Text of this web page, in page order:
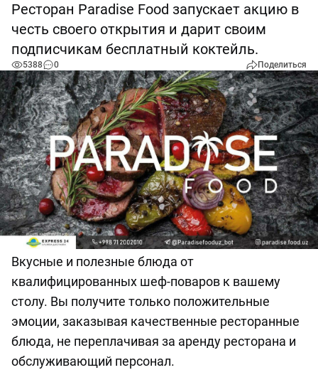
Ресторан Paradise Food запускает акцию в
честь своего открытия и дарит своим
подписчикам бесплатный коктейль.
5388 0 Поделиться
Вкусные и полезные блюда от
квалифицированных шеф-поваров к вашему
столу. Вы получите только положительные
эмоции, заказывая качественные ресторанные
блюда, не переплачивая за аренду ресторана и
обслуживающий персонал.